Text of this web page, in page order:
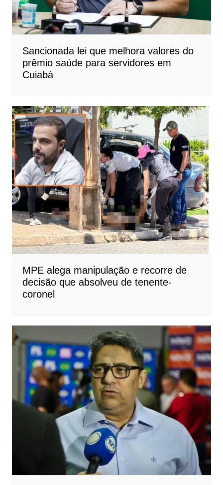
Sancionada lei que melhora valores do
prêmio saúde para servidores em
Cuiabá
MPE alega manipulação e recorre de
decisão que absolveu de tenente-
coronel